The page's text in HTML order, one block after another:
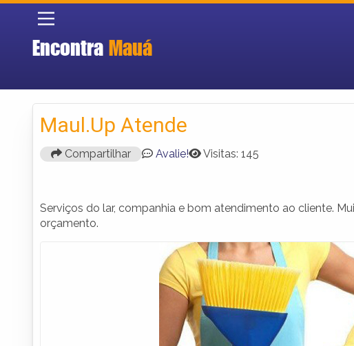
Encontra Mauá
Maul.Up Atende
Compartilhar Avalie! Visitas: 145
Serviços do lar, companhia e bom atendimento ao cliente.
orçamento.